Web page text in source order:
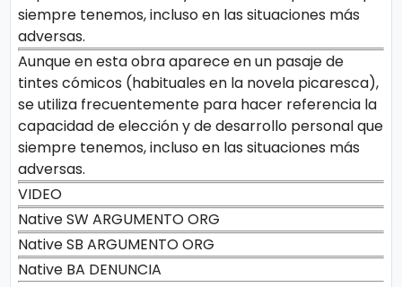
siempre tenemos, incluso en las situaciones más
adversas.
Aunque en esta obra aparece en un pasaje de
tintes cómicos (habituales en la novela picaresca),
se utiliza frecuentemente para hacer referencia la
capacidad de elección y de desarrollo personal que
siempre tenemos, incluso en las situaciones más
adversas.
VIDEO
Native SW ARGUMENTO ORG
Native SB ARGUMENTO ORG
Native BA DENUNCIA